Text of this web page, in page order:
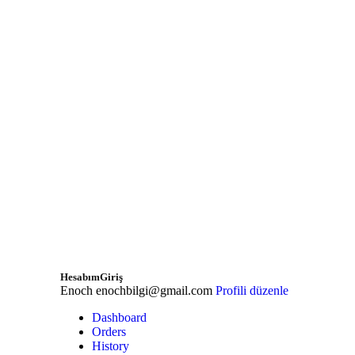
HesabımGiriş
Enoch enochbilgi@gmail.com Profili düzenle
Dashboard
Orders
History